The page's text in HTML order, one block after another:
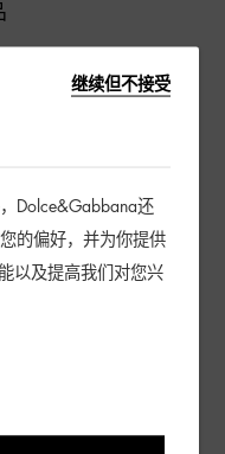
继续但不接受
Dolce&Gabbana还
的偏好，并为你提供
以及提高我们对您兴